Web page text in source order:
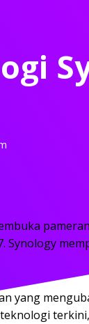
Synology
yang